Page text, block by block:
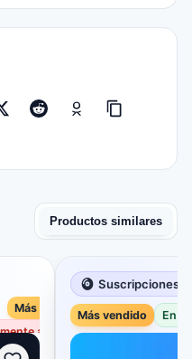
Productos similares
Más vendido
agotado
Suscripciones
Más vendido En